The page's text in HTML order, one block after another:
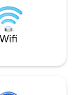
verdieping is er
slaapgedeelte
uitgetrokken
Wifi